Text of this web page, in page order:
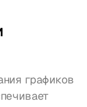
графиков